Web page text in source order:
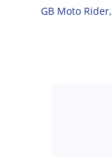
GB Moto Rider,